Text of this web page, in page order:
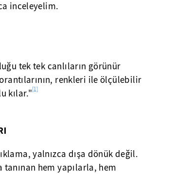
inceleyelim.
tek tek canlıların görünür
renkleri ile ölçülebilir
kılar."[1]
yalnızca dışa dönük değil.
hem yapılarla, hem